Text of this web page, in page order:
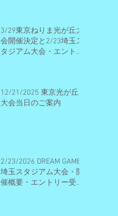
3/29東京ねりま光が丘大
会開催決定と2/23埼玉ス
タジアム大会・エントリ
12/21/2025 東京光が丘
大会当日のご案内
2/23/2026 DREAM GAMES
埼玉スタジアム大会・開
催概要・エントリー受付